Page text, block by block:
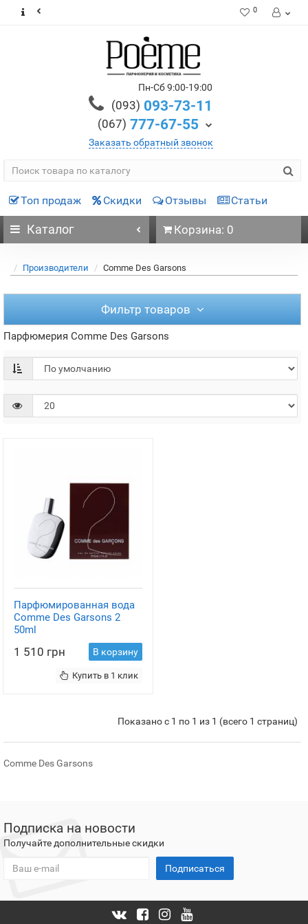
0
Пн-Сб 9:00-19:00
(093) 093-73-11
(067) 777-67-55
Заказать обратный звонок
Топ продаж Скидки Отзывы Статьи
Каталог Корзина: 0
Производители Comme Des Garsons
Фильтр товаров
Парфюмерия Comme Des Garsons
Парфюмированная вода
Comme Des Garsons 2
50ml
1 510 грн В корзину
Купить в 1 клик
Показано с 1 по 1 из 1 (всего 1 страниц)
Comme Des Garsons
Подписка на новости
Получайте дополнительные скидки
Подписаться